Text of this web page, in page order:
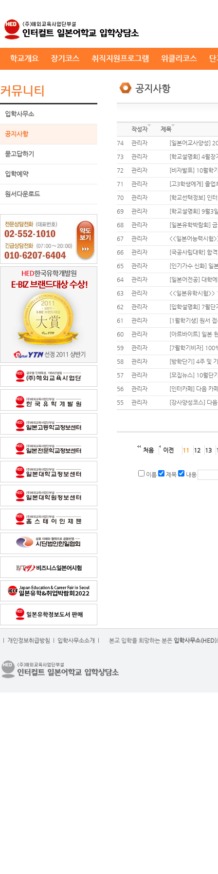
커뮤니티
입학사무소
공지사항
묻고답하기
입학예약
원서다운로드
공지사항
작성자
제목
74
관리자
[일본어교사양성]
73
관리자
[학교설명회] 4월장
72
관리자
[비자발표] 10월학
71
관리자
[고3학생에게] 졸
70
관리자
[학교선택정보] 인
69
관리자
[학교설명회] 9월3
68
관리자
[일본유학박람회]
67
관리자
<<일본어능력시험
66
관리자
[국공사립대학] 합
65
관리자
[인기가수 신화] 일
64
관리자
[일본어전공] 대학
63
관리자
<<일본유학시험>>
62
관리자
[입학설명회] 7월
61
관리자
[1월학기생] 원서
60
관리자
[아르바이트] 일본
59
관리자
[7월학기비자]
58
관리자
[방학단기] 4주 및
57
관리자
[모집뉴스] 10월단
56
관리자
[인터카페] 다음 카
55
관리자 [강사양성코스] 다
처음 이전 11 12 13
이름 제목 내용
개인정보취급방침 입학사무소소개 본교 입학을 희망하는 분은 입학사무소(HED)